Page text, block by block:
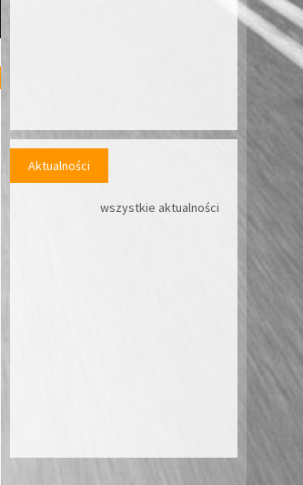
Aktualności
wszystkie aktualności